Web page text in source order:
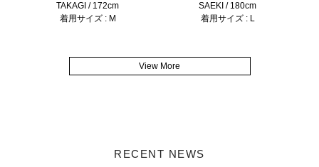
TAKAGI / 172cm
着用サイズ : M
SAEKI / 180cm
着用サイズ : L
View More
RECENT NEWS